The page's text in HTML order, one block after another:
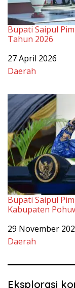
Bupati Saipul
Kabupaten
Tanggal
29 November
Sehubungan
Daerah
Eksplorasi
Berlangganan
Ketikkan email Anda...
Related